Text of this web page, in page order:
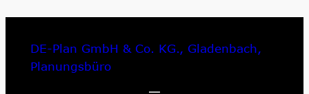
DE-Plan GmbH & Co. KG., Gladenbach,
Planungsbüro